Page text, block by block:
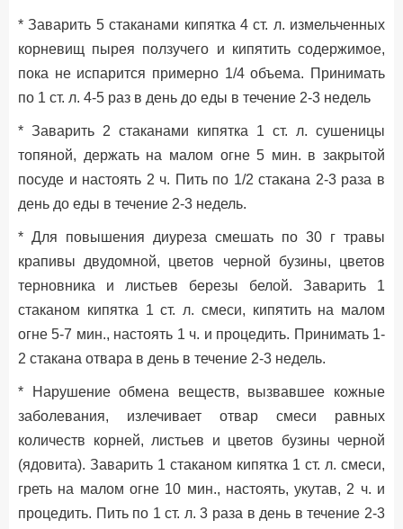
* Заварить 5 стаканами кипятка 4 ст. л. измельченных
корневищ пырея ползучего и кипятить содержимое,
пока не испарится примерно 1/4 объема. Принимать
по 1 ст. л. 4-5 раз в день до еды в течение 2-3 недель
* Заварить 2 стаканами кипятка 1 ст. л. сушеницы
топяной, держать на малом огне 5 мин. в закрытой
посуде и настоять 2 ч. Пить по 1/2 стакана 2-3 раза в
день до еды в течение 2-3 недель.
* Для повышения диуреза смешать по 30 г травы
крапивы двудомной, цветов черной бузины, цветов
терновника и листьев березы белой. Заварить 1
стаканом кипятка 1 ст. л. смеси, кипятить на малом
огне 5-7 мин., настоять 1 ч. и процедить. Принимать 1-
2 стакана отвара в день в течение 2-3 недель.
* Нарушение обмена веществ, вызвавшее кожные
заболевания, излечивает отвар смеси равных
количеств корней, листьев и цветов бузины черной
(ядовита). Заварить 1 стаканом кипятка 1 ст. л. смеси,
греть на малом огне 10 мин., настоять, укутав, 2 ч. и
процедить. Пить по 1 ст. л. 3 раза в день в течение 2-3